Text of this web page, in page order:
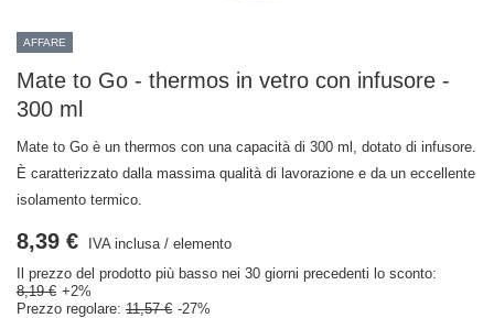
AFFARE
Mate to Go - thermos in vetro con infusore -
300 ml
Mate to Go è un thermos con una capacità di 300 ml, dotato di infusore.
È caratterizzato dalla massima qualità di lavorazione e da un eccellente
isolamento termico.
8,39 € IVA inclusa/ elemento
Il prezzo del prodotto più basso nei 30 giorni precedenti lo sconto:
8,19 € +2%
Prezzo regolare: 11,57 € -27%